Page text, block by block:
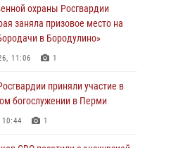
крае
«Стрелец» провели встречу
2
охраны Росгвардии
заняла призовое место на
в Бородулино»
11:06 1
приняли участие в
богослужении в Перми
1